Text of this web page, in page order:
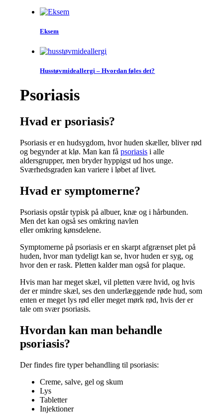
Eksem
Husstøvmide­allergi – Hvordan føles det?
Psoriasis
Hvad er psoriasis?
Psoriasis er en hudsygdom, hvor huden skæller, bliver rød
og begynder at klø. Man kan fåpsoriasis i alle
aldersgrupper, men bryder hyppigst ud hos unge.
Sværhedsgraden kan variere i løbet af livet.
Hvad er symptomerne?
Psoriasis opstår typisk på albuer, knæ og i hårbunden.
Men det kan også ses omkring navlen
eller omkring kønsdelene.
Symptomerne på psoriasis er en skarpt afgrænset plet på
huden, hvor man tydeligt kan se, hvor huden er syg, og
hvor den er rask. Pletten kalder man også for plaque.
Hvis man har meget skæl, vil pletten være hvid, og hvis
der er mindre skæl, ses den underlæggende røde hud, som
enten er meget lys rød eller meget mørk rød, hvis der er
tale om svær psoriasis.
Hvordan kan man behandle
psoriasis?
Der findes fire typer behandling til psoriasis:
Creme, salve, gel og skum
Lys
Tabletter
Injektioner